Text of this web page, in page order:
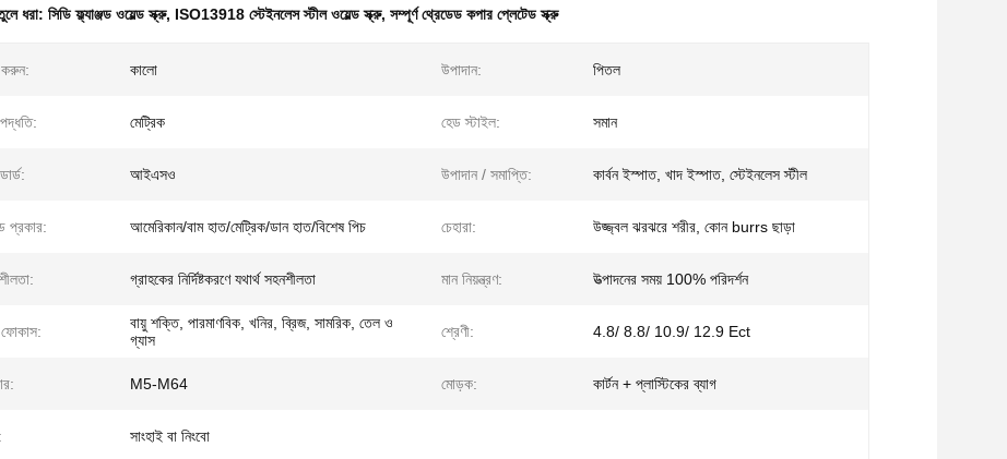
ধরা: সিডি ফ্ল্যাঞ্জড ওয়েল্ড স্ক্রু, ISO13918 স্টেইনলেস স্টীল ওয়েল্ড স্ক্রু, সম্পূর্ণ থ্রেডেড কপার প্লেটেড স্ক্রু
করুন: কালো উপাদান: পিতল
মেট্রিক হেড স্টাইল: সমান
আইএসও উপাদান / সমাপ্তি: কার্বন ইস্পাত, খাদ ইস্পাত, স্টেইনলেস স্টীল
প্রকার: আমেরিকান/বাম হাত/মেট্রিক/ডান হাত/বিশেষ পিচ চেহারা: উজ্জ্বল ঝরঝরে শরীর, কোন burrs ছাড়া
গ্রাহকের নির্দিষ্টকরণে যথার্থ সহনশীলতা মান নিয়ন্ত্রণ: উত্পাদনের সময় 100% পরিদর্শন
ফোকাস:
বায়ু শক্তি, পারমাণবিক, খনির, ব্রিজ, সামরিক, তেল ও
গ্যাস
শ্রেণী: 4.8/ 8.8/ 10.9/ 12.9 Ect
M5-M64 মোড়ক: কার্টন + প্লাস্টিকের ব্যাগ
সাংহাই বা নিংবো